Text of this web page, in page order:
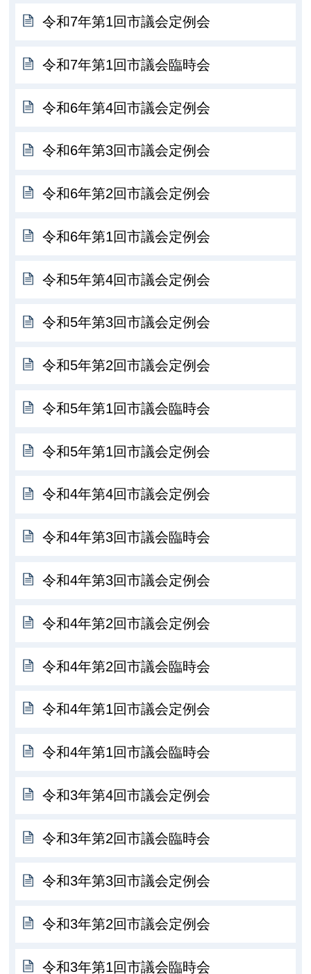
令和7年第1回市議会定例会
令和7年第1回市議会臨時会
令和6年第4回市議会定例会
令和6年第3回市議会定例会
令和6年第2回市議会定例会
令和6年第1回市議会定例会
令和5年第4回市議会定例会
令和5年第3回市議会定例会
令和5年第2回市議会定例会
令和5年第1回市議会臨時会
令和5年第1回市議会定例会
令和4年第4回市議会定例会
令和4年第3回市議会臨時会
令和4年第3回市議会定例会
令和4年第2回市議会定例会
令和4年第2回市議会臨時会
令和4年第1回市議会定例会
令和4年第1回市議会臨時会
令和3年第4回市議会定例会
令和3年第2回市議会臨時会
令和3年第3回市議会定例会
令和3年第2回市議会定例会
令和3年第1回市議会臨時会